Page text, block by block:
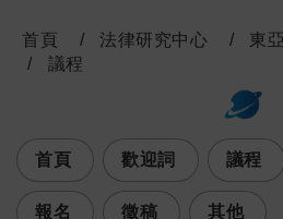
首頁 法律研究中心
東
議程
次選
首頁 歡迎詞 議程
報名 徵稿 其他